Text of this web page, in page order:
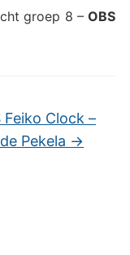
groep 8 –OBS
Feiko Clock –
Pekela →